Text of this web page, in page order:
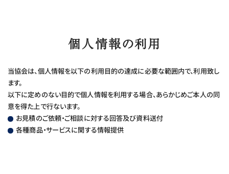
個人情報の利用
当協会は、個人情報を以下の利用目的の達成に必要な範囲内で、利用致し
ます。
以下に定めのない目的で個人情報を利用する場合、あらかじめご本人の同
意を得た上で行ないます。
お見積のご依頼・ご相談に対する回答及び資料送付
各種商品・サービスに関する情報提供